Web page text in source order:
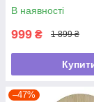
В наявності
999 ₴ 1 899 ₴
–47%